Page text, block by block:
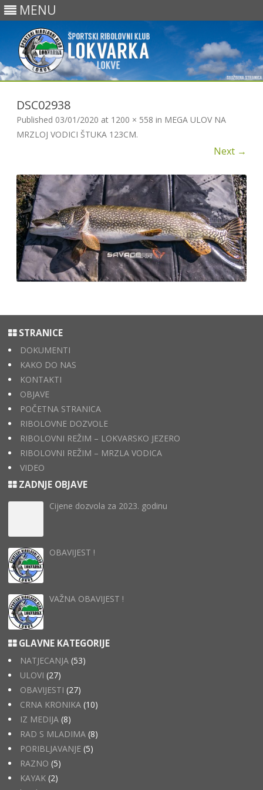
MENU
DSC02938
Published 03/01/2020 at 1200 × 558 in MEGA ULOV NA
MRZLOJ VODICI ŠTUKA 123CM.
Next →
STRANICE
DOKUMENTI
KAKO DO NAS
KONTAKTI
OBJAVE
POČETNA STRANICA
RIBOLOVNE DOZVOLE
RIBOLOVNI REŽIM – LOKVARSKO JEZERO
RIBOLOVNI REŽIM – MRZLA VODICA
VIDEO
ZADNJE OBJAVE
Cijene dozvola za 2023. godinu
OBAVIJEST !
VAŽNA OBAVIJEST !
GLAVNE KATEGORIJE
NATJECANJA (53)
ULOVI (27)
OBAVIJESTI (27)
CRNA KRONIKA (10)
IZ MEDIJA (8)
RAD S MLADIMA (8)
PORIBLJAVANJE (5)
RAZNO (5)
KAYAK (2)